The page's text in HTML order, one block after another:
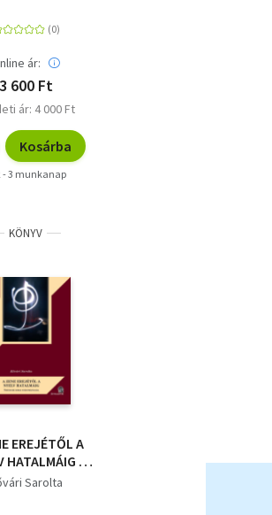
ár:
3 600 Ft
ár: 4 000 Ft
Kosárba
- 3 munkanap
KÖNYV
EREJÉTŐL A
HATALMÁIG -
KORAI
Sarolta